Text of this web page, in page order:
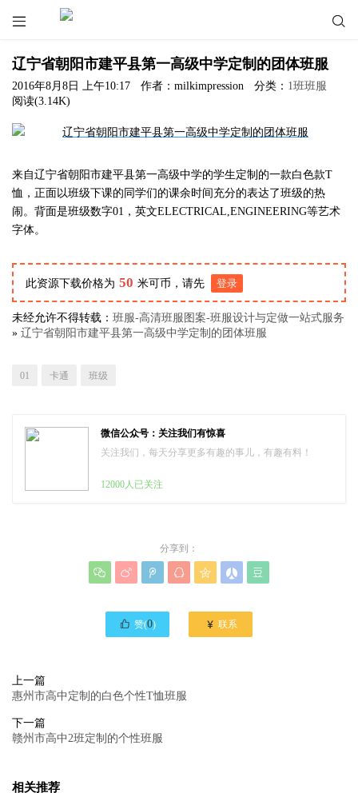
 
辽宁省朝阳市建平县第一高级中学定制的团体班服
2016年8月8日 上午10:17 作者：milkimpression 分类： 1班班服
阅读(3.14K)
来自辽宁省朝阳市建平县第一高级中学的学生定制的一款白色款T
恤，正面以班级下课的同学们的课余时间充分的表达了班级的热
闹。背面是班级数字01，英文ELECTRICAL,ENGINEERING等艺术
字体。
此资源下载价格为 50 米可币，请先 登录
未经允许不得转载： 班服-高清班服图案-班服设计与定做一站式服务
» 辽宁省朝阳市建平县第一高级中学定制的团体班服
01 卡通 班级
微信公众号：关注我们有惊喜
关注我们，每天分享更多有趣的事儿，有趣有料！
12000人已关注
分享到：
      
 赞(0)  联系
上一篇
惠州市高中定制的白色个性T恤班服
下一篇
赣州市高中2班定制的个性班服
相关推荐